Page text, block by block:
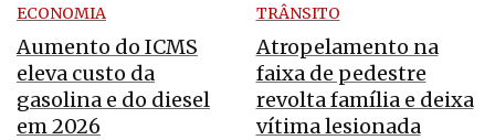
ECONOMIA
Aumento do ICMS
eleva custo da
gasolina e do diesel
em 2026
TRÂNSITO
Atropelamento na
faixa de pedestre
revolta família e deixa
vítima lesionada